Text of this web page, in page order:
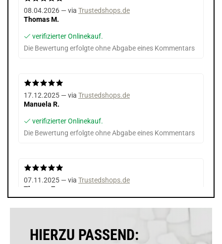
08.04.2026 — via Trustedshops.de
Thomas M.
verifizierter Onlinekauf.
Die Bewertung erfolgte ohne Abgabe eines Kommentars
17.12.2025 — via Trustedshops.de
Manuela R.
verifizierter Onlinekauf.
Die Bewertung erfolgte ohne Abgabe eines Kommentars
07.11.2025 — via Trustedshops.de
Thomas Z.
HIERZU PASSEND: